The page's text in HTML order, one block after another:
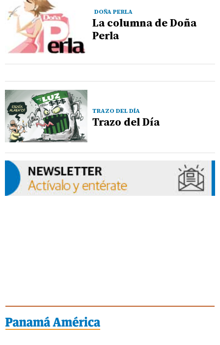
DOÑA PERLA
La columna de Doña
Perla
TRAZO DEL DÍA
Trazo del Día